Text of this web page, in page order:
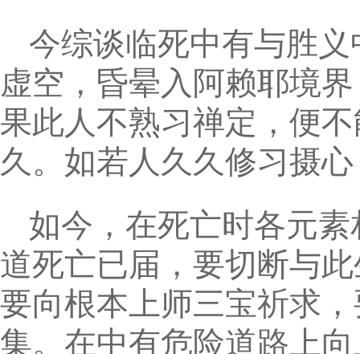
今综谈临死中有与胜
虚空，昏晕入阿赖耶境
果此人不熟习禅定，便
久。如若人久久修习摄
如今，在死亡时各元
道死亡已届，要切断与
要向根本上师三宝祈求
集。在中有危险道路上